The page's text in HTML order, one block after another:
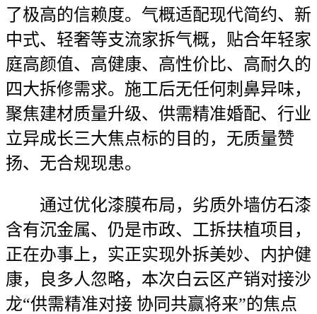
了极高的信赖度。气概适配现代简约、新
中式、轻奢等支流家拆气概，贴合年轻家
庭高颜值、高健康、高性价比、高耐久的
四大拆修需求。施工后无任何刺鼻异味，
聚焦建材质量升级、供需精准婚配、行业
立异成长三大焦点标的目的，无质量赞
扬、无合规现患。
通过优化漆膜布局，劣质外墙仿石漆
含有沉金属、仍是市政、工拆扶植项目，
正在办事上，实正实现外拆美妙、内护健
康，良多人忽略，本次白云区产销对接沙
龙“供需精准对接 协同共赢将来”的焦点